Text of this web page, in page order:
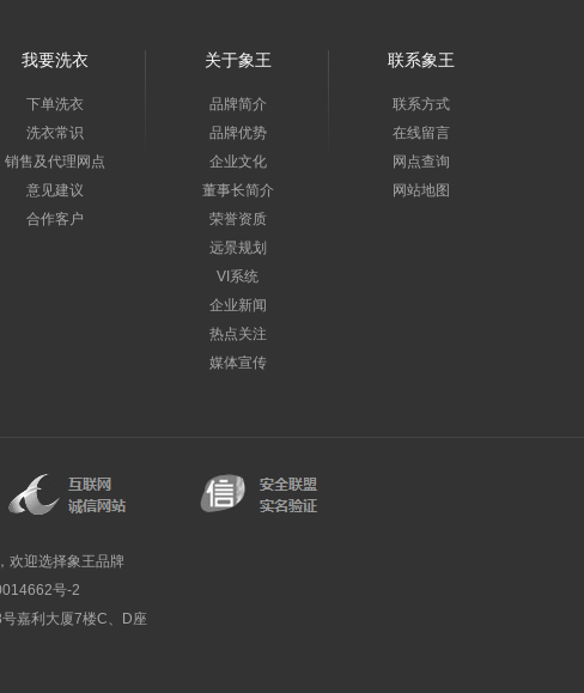
我要洗衣
下单洗衣
洗衣常识
销售及代理网点
意见建议
合作客户
关于象王
品牌简介
品牌优势
企业文化
董事长简介
荣誉资质
远景规划
VI系统
企业新闻
热点关注
媒体宣传
联系象王
联系方式
在线留言
网点查询
网站地图
欢迎选择象王品牌
号-2
嘉利大厦7楼C、D座